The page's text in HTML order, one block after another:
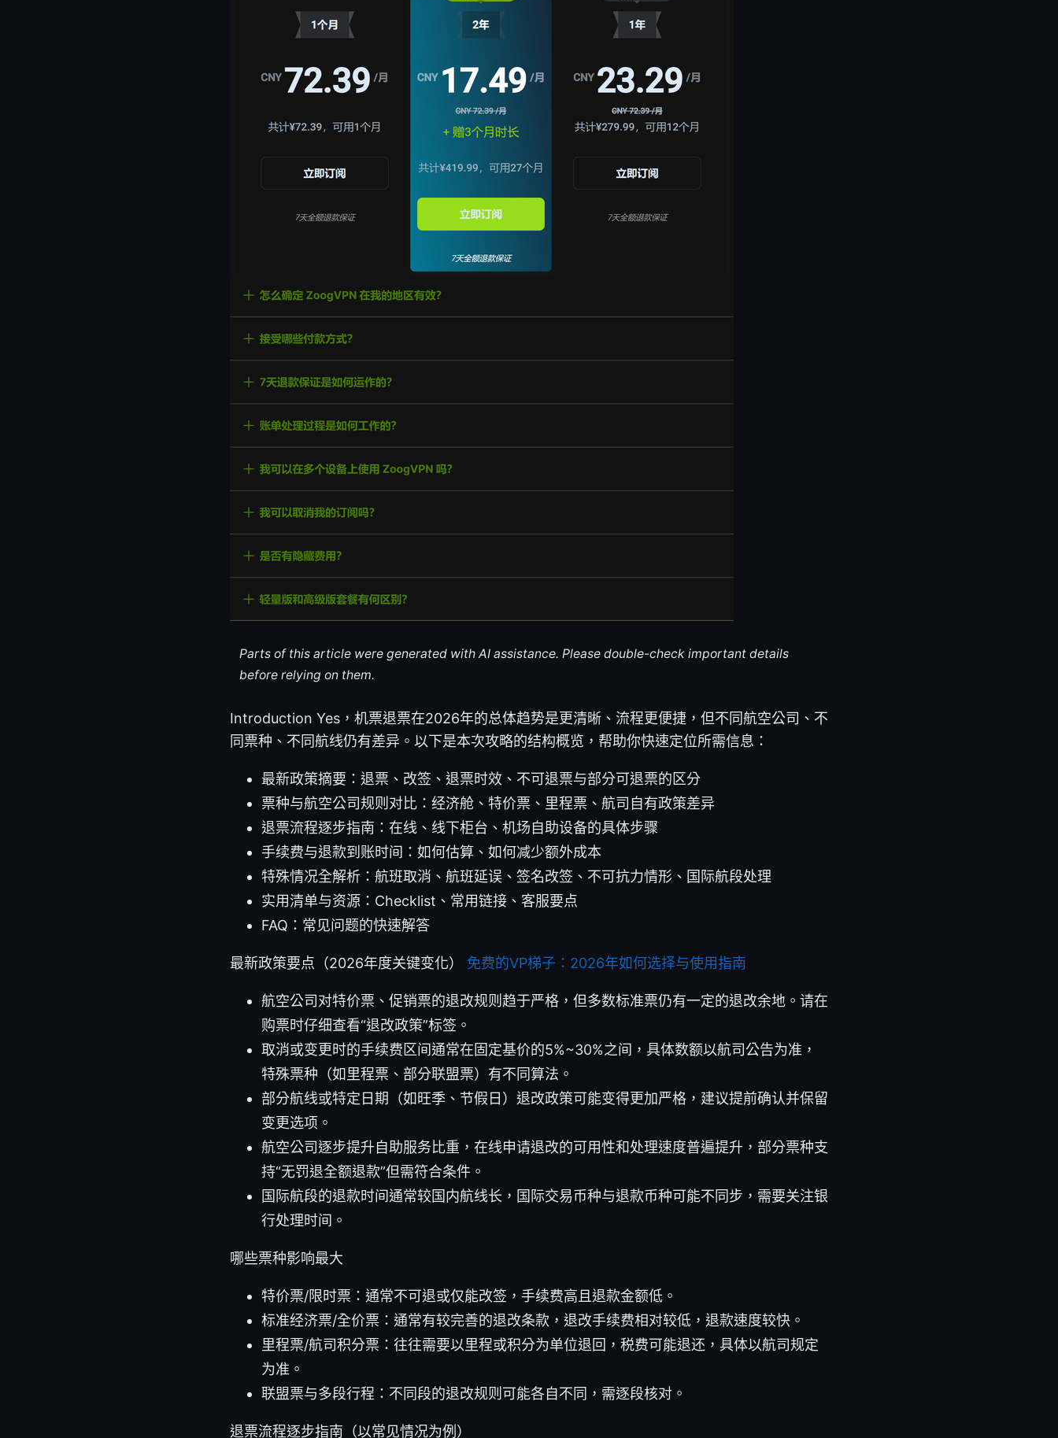
Parts of this article were generated with AI assistance. Please double-check important details
before relying on them.
Introduction Yes，机票退票在2026年的总体趋势是更清晰、流程更便捷，但不同航空公司、不
同票种、不同航线仍有差异。以下是本次攻略的结构概览，帮助你快速定位所需信息：
最新政策摘要：退票、改签、退票时效、不可退票与部分可退票的区分
票种与航空公司规则对比：经济舱、特价票、里程票、航司自有政策差异
退票流程逐步指南：在线、线下柜台、机场自助设备的具体步骤
手续费与退款到账时间：如何估算、如何减少额外成本
特殊情况全解析：航班取消、航班延误、签名改签、不可抗力情形、国际航段处理
实用清单与资源：Checklist、常用链接、客服要点
FAQ：常见问题的快速解答
最新政策要点（2026年度关键变化） 免费的VP梯子：2026年如何选择与使用指南
航空公司对特价票、促销票的退改规则趋于严格，但多数标准票仍有一定的退改余地。请在
购票时仔细查看“退改政策”标签。
取消或变更时的手续费区间通常在固定基价的5%~30%之间，具体数额以航司公告为准，
特殊票种（如里程票、部分联盟票）有不同算法。
部分航线或特定日期（如旺季、节假日）退改政策可能变得更加严格，建议提前确认并保留
变更选项。
航空公司逐步提升自助服务比重，在线申请退改的可用性和处理速度普遍提升，部分票种支
持“无罚退全额退款”但需符合条件。
国际航段的退款时间通常较国内航线长，国际交易币种与退款币种可能不同步，需要关注银
行处理时间。
哪些票种影响最大
特价票/限时票：通常不可退或仅能改签，手续费高且退款金额低。
标准经济票/全价票：通常有较完善的退改条款，退改手续费相对较低，退款速度较快。
里程票/航司积分票：往往需要以里程或积分为单位退回，税费可能退还，具体以航司规定
为准。
联盟票与多段行程：不同段的退改规则可能各自不同，需逐段核对。
退票流程逐步指南（以常见情况为例）